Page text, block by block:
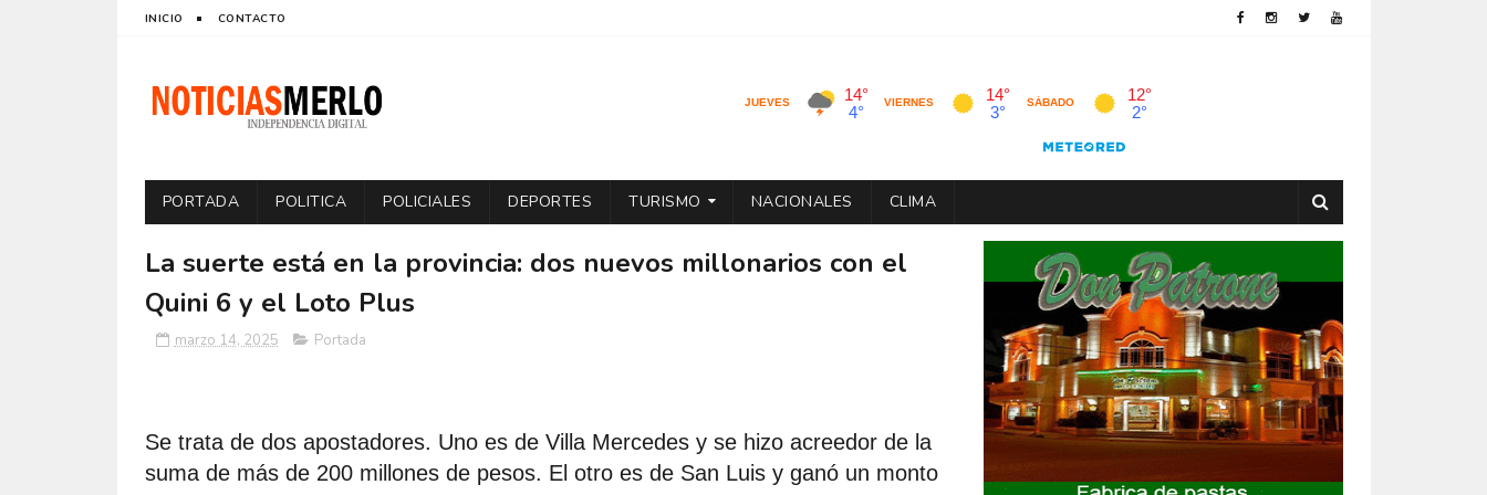
INICIO CONTACTO
PORTADA POLITICA POLICIALES DEPORTES TURISMO NACIONALES CLIMA
La suerte está en la provincia: dos nuevos millonarios con el
Quini 6 y el Loto Plus
marzo 14, 2025 Portada
Se trata de dos apostadores. Uno es de Villa Mercedes y se hizo acreedor de la
suma de más de 200 millones de pesos. El otro es de San Luis y ganó un monto